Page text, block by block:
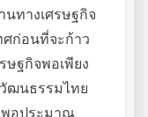
นทางเศรษฐกิจ
ศก่อนที่จะก้าว
ฐกิจพอเพียง
ฒนธรรมไทย
อประมาณ